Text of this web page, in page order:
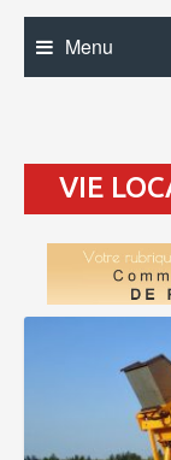
Menu
VIE